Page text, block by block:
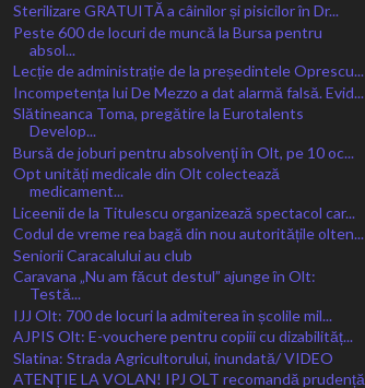
Sterilizare GRATUITĂ a câinilor și pisicilor în Dr...
Peste 600 de locuri de muncă la Bursa pentru
absol...
Lecție de administrație de la președintele Oprescu...
Incompetența lui De Mezzo a dat alarmă falsă. Evid...
Slătineanca Toma, pregătire la Eurotalents
Develop...
Bursă de joburi pentru absolvenţi în Olt, pe 10 oc...
Opt unități medicale din Olt colectează
medicament...
Liceenii de la Titulescu organizează spectacol car...
Codul de vreme rea bagă din nou autoritățile olten...
Seniorii Caracalului au club
Caravana „Nu am făcut destul” ajunge în Olt:
Testă...
IJJ Olt: 700 de locuri la admiterea în școlile mil...
AJPIS Olt: E-vouchere pentru copiii cu dizabilităț...
Slatina: Strada Agricultorului, inundată/ VIDEO
ATENȚIE LA VOLAN! IPJ OLT recomandă prudență